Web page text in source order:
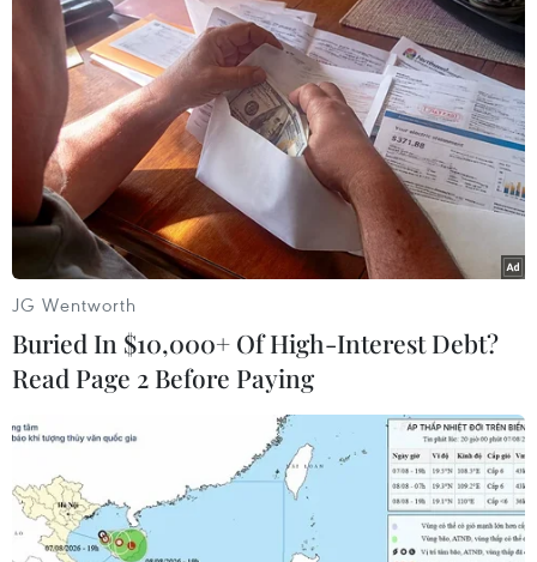
Trung Quốc sẽ phóng tàu vũ trụ lên sao
Hỏa vào năm 2021
21/03/2016 09:20
Viện Khoa học Trung Quốc cho biết nước này đang
chuẩn bị phóng một tàu vũ trụ thăm dò sao Hỏa vào
năm 2020 và dự kiến tàu này sẽ đáp xuống Hành tinh
JG Wentworth
Buried In $10,000+ Of High-Interest Debt?
Read Page 2 Before Paying